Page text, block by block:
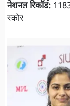
नेशनल रिकॉर्ड:
स्कोर